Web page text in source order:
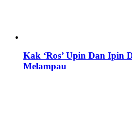
Kak ‘Ros’ Upin Dan Ipin
Melampau